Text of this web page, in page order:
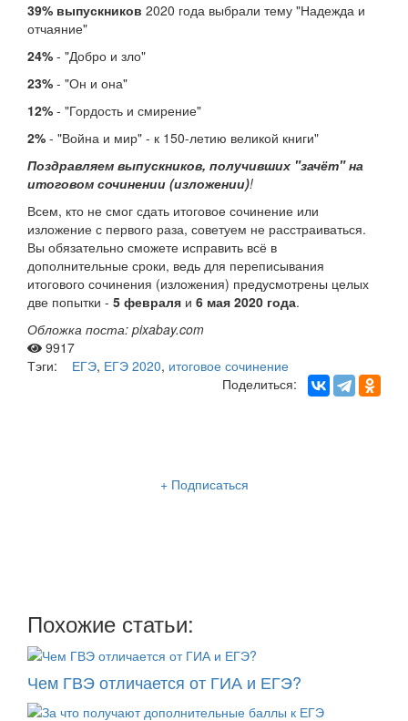
39% выпускников 2020 года выбрали тему "Надежда и
отчаяние"
24% - "Добро и зло"
23% - "Он и она"
12% - "Гордость и смирение"
2% - "Война и мир" - к 150-летию великой книги"
Поздравляем выпускников, получивших "зачёт" на
итоговом сочинении (изложении)!
Всем, кто не смог сдать итоговое сочинение или
изложение с первого раза, советуем не расстраиваться.
Вы обязательно сможете исправить всё в
дополнительные сроки, ведь для переписывания
итогового сочинения (изложения) предусмотрены целых
две попытки - 5 февраля и 6 мая 2020 года.
Обложка поста: pixabay.com
9917
Тэги:
ЕГЭ, ЕГЭ 2020, итоговое сочинение
Поделиться:
+ Подписаться
Похожие статьи:
Чем ГВЭ отличается от ГИА и ЕГЭ?